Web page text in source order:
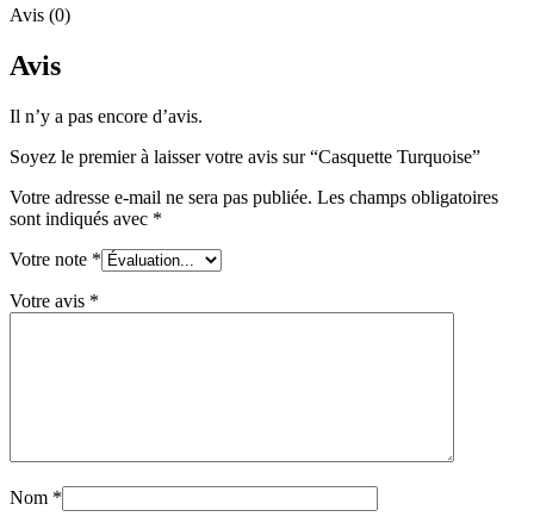
Avis (0)
Avis
Il n’y a pas encore d’avis.
Soyez le premier à laisser votre avis sur “Casquette Turquoise”
Votre adresse e-mail ne sera pas publiée. Les champs obligatoires
sont indiqués avec *
Votre note *
Votre avis *
Nom *